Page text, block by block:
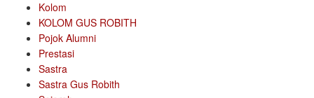
Kolom
KOLOM GUS ROBITH
Pojok Alumni
Prestasi
Sastra
Sastra Gus Robith